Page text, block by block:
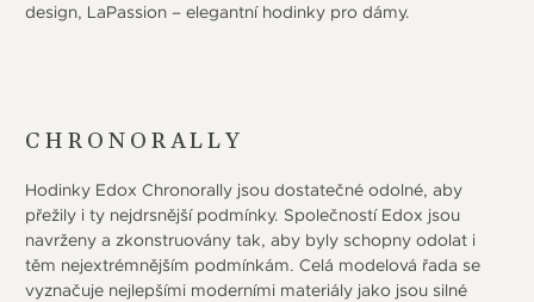
design, LaPassion – elegantní hodinky pro dámy.
CHRONORALLY
Hodinky Edox Chronorally jsou dostatečné odolné, aby
přežily i ty nejdrsnější podmínky. Společností Edox jsou
navrženy a zkonstruovány tak, aby byly schopny odolat i
těm nejextrémnějším podmínkám. Celá modelová řada se
vyznačuje nejlepšími moderními materiály jako jsou silné